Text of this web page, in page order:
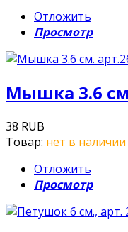
Отложить
Просмотр
Мышка 3.6
38 RUB
Товар: нет в наличии
Отложить
Просмотр